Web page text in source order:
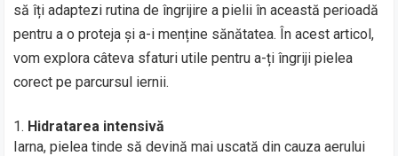
să îți adaptezi rutina de îngrijire a pielii în această perioadă
pentru a o proteja și a-i menține sănătatea. În acest articol,
vom explora câteva sfaturi utile pentru a-ți îngriji pielea
corect pe parcursul iernii.
Hidratarea intensivă
Iarna, pielea tinde să devină mai uscată din cauza aerului